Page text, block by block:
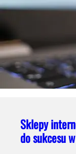
Sklepy
do sukcesu